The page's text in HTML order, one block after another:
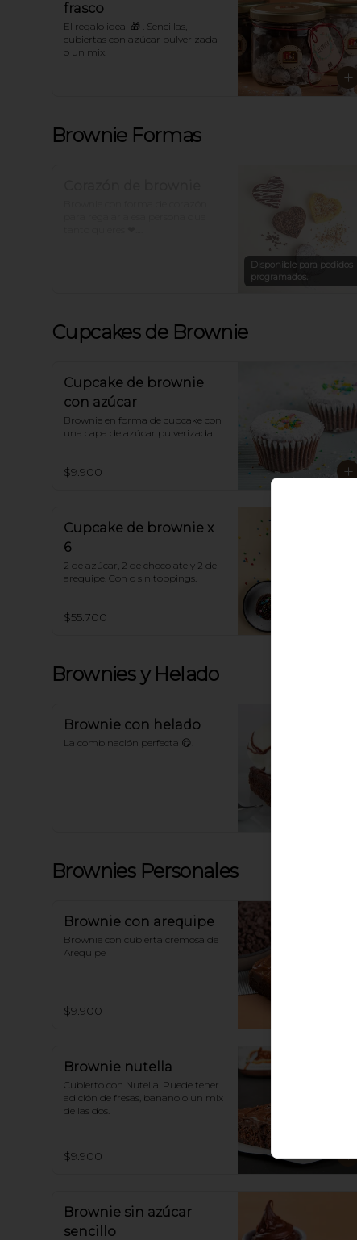
frasco
El regalo ideal 🎁 . Sencillas,
cubiertas con azúcar pulverizada
o un mix.
Brownie Formas
Disponible para pedidos
programados.
Cupcakes de Brownie
Cupcake de brownie
con azúcar
Brownie en forma de cupcake con
una capa de azúcar pulverizada.
$9.900
Cupcake de brownie x
6
2 de azúcar, 2 de chocolate y 2 de
arequipe. Con o sin toppings.
$55.700
Brownies y Helado
Brownie con helado
La combinación perfecta 😋.
Brownies Personales
Brownie con arequipe
Brownie con cubierta cremosa de
Arequipe
$9.900
Brownie nutella
Cubierto con Nutella. Puede tener
adición de fresas, banano o un mix
de las dos.
$9.900
Brownie sin azúcar
sencillo